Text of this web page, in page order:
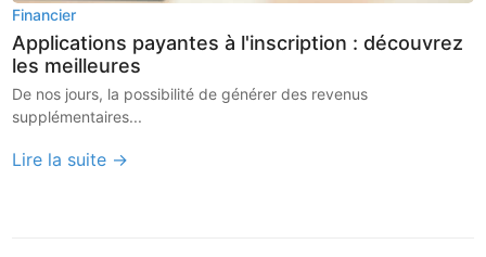
Financier
Applications payantes à l'inscription : découvrez
les meilleures
De nos jours, la possibilité de générer des revenus
supplémentaires...
Lire la suite →